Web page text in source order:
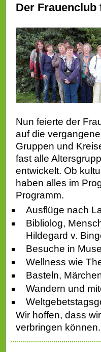
Der Frauenclub
Nun feierte der
auf die
Gruppen und
fast alle
entwickelt. Ob
haben alles im
Programm.
Ausflüge nach
Bibliolog,
Hildegard v.
Besuche in
Wellness wie
Basteln,
Wandern und
Wir hoffen, dass
verbringen können.